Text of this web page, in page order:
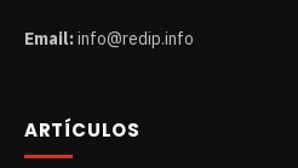
Email:info@redip.info
ARTÍCULOS